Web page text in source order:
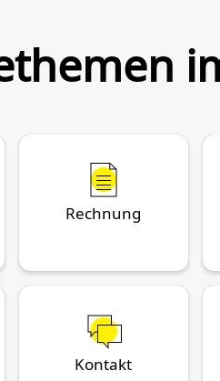
Rechnung
Kontakt